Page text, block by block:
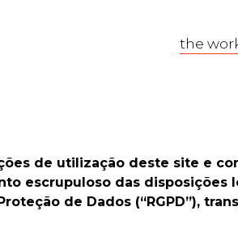
the
de utilização deste site e
escrupuloso das disposições
de Dados (“RGPD”),